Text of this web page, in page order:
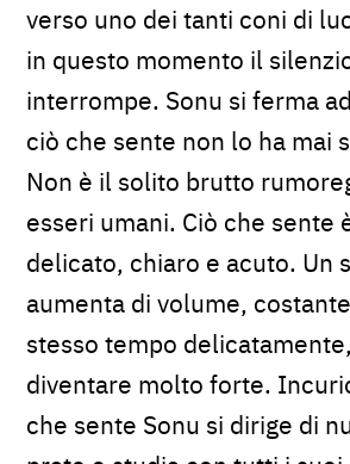
verso uno dei tanti coni di
in questo momento il
interrompe. Sonu si ferma
ciò che sente non lo ha mai
Non è il solito brutto
esseri umani. Ciò che sente
delicato, chiaro e acuto. Un
aumenta di volume,
stesso tempo
diventare molto forte.
che sente Sonu si dirige di